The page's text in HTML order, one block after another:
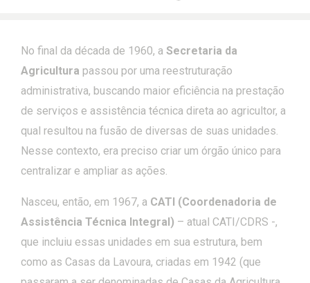
No final da década de 1960, a Secretaria da
Agricultura passou por uma reestruturação
administrativa, buscando maior eficiência na prestação
de serviços e assistência técnica direta ao agricultor, a
qual resultou na fusão de diversas de suas unidades.
Nesse contexto, era preciso criar um órgão único para
centralizar e ampliar as ações.
Nasceu, então, em 1967, a CATI (Coordenadoria de
Assistência Técnica Integral) – atual CATI/CDRS -,
que incluiu essas unidades em sua estrutura, bem
como as Casas da Lavoura, criadas em 1942 (que